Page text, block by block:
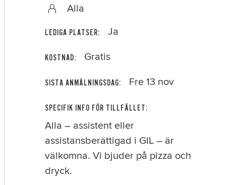
Alla
LEDIGA PLATSER: Ja
KOSTNAD: Gratis
SISTA ANMÄLNINGSDAG: Fre 13 nov
SPECIFIK INFO FÖR TILLFÄLLET:
Alla – assistent eller
assistansberättigad i GIL – är
välkomna. Vi bjuder på pizza och
dryck.